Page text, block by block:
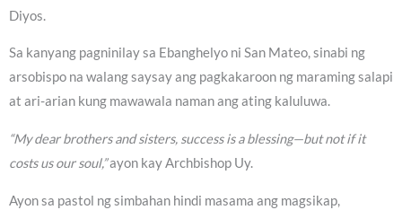
Diyos.
Sa kanyang pagninilay sa Ebanghelyo ni San Mateo, sinabi ng
arsobispo na walang saysay ang pagkakaroon ng maraming salapi
at ari-arian kung mawawala naman ang ating kaluluwa.
“My dear brothers and sisters, success is a blessing—but not if it
costs us our soul,”ayon kay Archbishop Uy.
Ayon sa pastol ng simbahan hindi masama ang magsikap,